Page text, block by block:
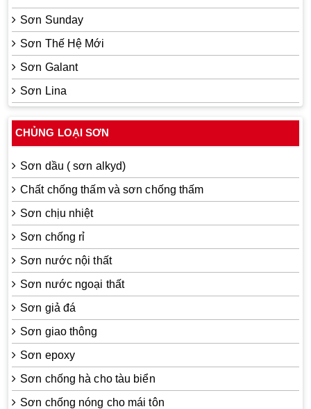
Sơn Sunday
Sơn Thế Hệ Mới
Sơn Galant
Sơn Lina
CHỦNG LOẠI SƠN
Sơn dầu ( sơn alkyd)
Chất chống thấm và sơn chống thấm
Sơn chịu nhiệt
Sơn chống rỉ
Sơn nước nội thất
Sơn nước ngoại thất
Sơn giả đá
Sơn giao thông
Sơn epoxy
Sơn chống hà cho tàu biển
Sơn chống nóng cho mái tôn